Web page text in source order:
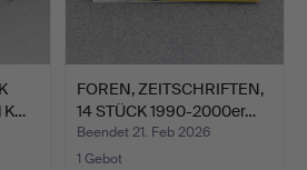
K…
FOREN, ZEITSCHRIFTEN,
14 STÜCK 1990-2000er…
Beendet 21. Feb 2026
1 Gebot